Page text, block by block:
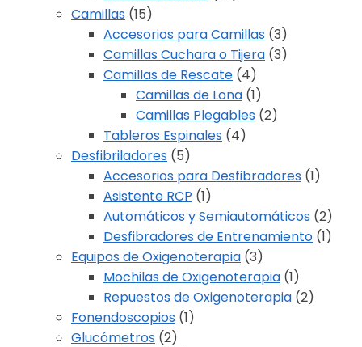
Camillas (15)
Accesorios para Camillas (3)
Camillas Cuchara o Tijera (3)
Camillas de Rescate (4)
Camillas de Lona (1)
Camillas Plegables (2)
Tableros Espinales (4)
Desfibriladores (5)
Accesorios para Desfibradores (1)
Asistente RCP (1)
Automáticos y Semiautomáticos (2)
Desfibradores de Entrenamiento (1)
Equipos de Oxigenoterapia (3)
Mochilas de Oxigenoterapia (1)
Repuestos de Oxigenoterapia (2)
Fonendoscopios (1)
Glucómetros (2)